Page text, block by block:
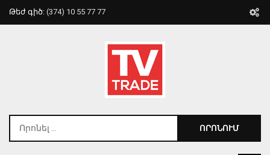
Թեժ գիծ: (374) 10 55 77 77
ՈՐՈՆՈՒՄ